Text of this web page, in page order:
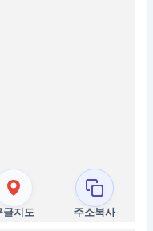
글지도 주소복사